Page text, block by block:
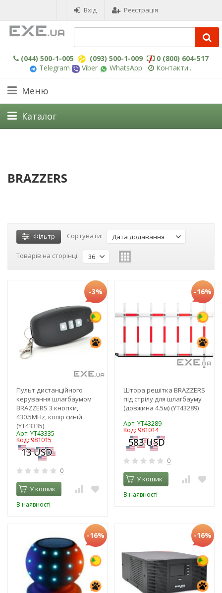
Вхід Реєстрація
(044) 500-1-005 (093) 500-1-009
0 (800) 604-517
Telegram
Viber WhatsApp Контакти...
Меню
Каталог
BRAZZERS
Фільтр Сортувати: Дата додавання
Товарів на сторінці: 36
-3%
Пульт дистанційного
керування шлагбаумом
BRAZZERS 3 кнопки,
430.5MHz, колір синій
(YT43335)
Арт: YT43335
Код: 981015
0
У кошик
В наявності
-16%
Штора решітка BRAZZERS
під стрілу для шлагбауму
(довжина 4.5м) (YT43289)
Арт: YT43289
Код: 981014
0
У кошик
В наявності
-16% -16%